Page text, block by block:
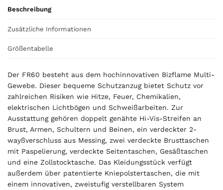
Beschreibung
Zusätzliche Informationen
Größentabelle
Der FR60 besteht aus dem hochinnovativen Bizflame Multi-
Gewebe. Dieser bequeme Schutzanzug bietet Schutz vor
zahlreichen Risiken wie Hitze, Feuer, Chemikalien,
elektrischen Lichtbögen und Schweißarbeiten. Zur
Ausstattung gehören doppelt genähte Hi-Vis-Streifen an
Brust, Armen, Schultern und Beinen, ein verdeckter 2-
wayßverschluss aus Messing, zwei verdeckte Brusttaschen
mit Paspelierung, verdeckte Seitentaschen, Gesäßtaschen
und eine Zollstocktasche. Das Kleidungsstück verfügt
außerdem über patentierte Kniepolstertaschen, die mit
einem innovativen, zweistufig verstellbaren System